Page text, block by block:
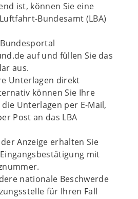
ist, können Sie eine
Bundesamt (LBA)
auf und füllen Sie das
aus.
Unterlagen direkt
können Sie Ihre
die Unterlagen per E-Mail,
Post an das LBA
Anzeige erhalten Sie
mit
nationale Beschwerde
für Ihren Fall